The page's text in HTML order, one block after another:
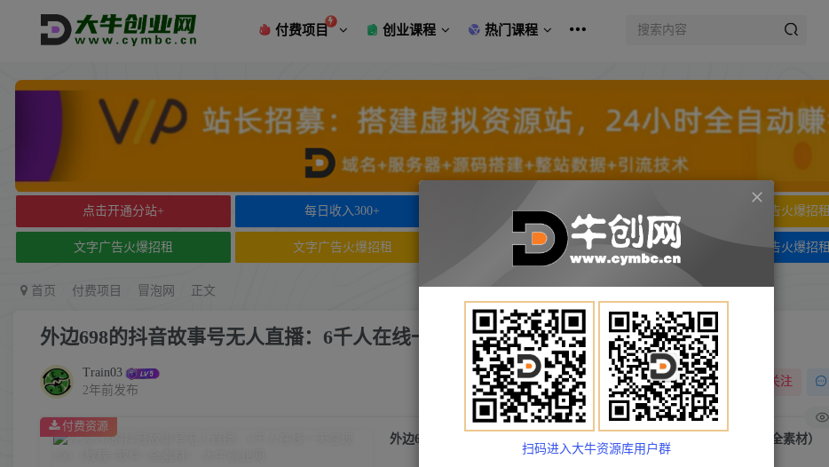
付费项目 创业课程 热门课程
点击开通分站+ 每日收入300+ 文字广告火爆招租 文字广告火爆招租
文字广告火爆招租 文字广告火爆招租 文字广告火爆招租 文字广告火爆招租
首页 付费项目 冒泡网 正文
外边698的抖音故事号无人直播：6千人在线一天变现200（教程+软件+全素材）
Train03
2年前发布
关注
外边698的抖音故事号无人直播：6千人在线一天变现200（教程+软件+全素材）
付费资源
扫码进入大牛资源库用户群